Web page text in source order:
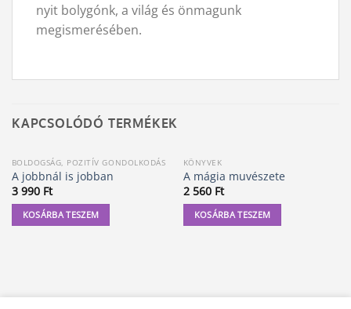
nyit bolygónk, a világ és önmagunk
megismerésében.
KAPCSOLÓDÓ TERMÉKEK
BOLDOGSÁG, POZITÍV GONDOLKODÁS
A jobbnál is jobban
3 990 Ft
KOSÁRBA TESZEM
KÖNYVEK
A mágia muvészete
2 560 Ft
KOSÁRBA TESZEM